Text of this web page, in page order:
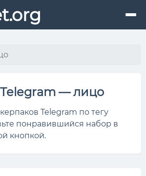
— лицо
Telegram по тегу
понравившийся набор в
кнопкой.